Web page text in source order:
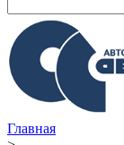
Главная